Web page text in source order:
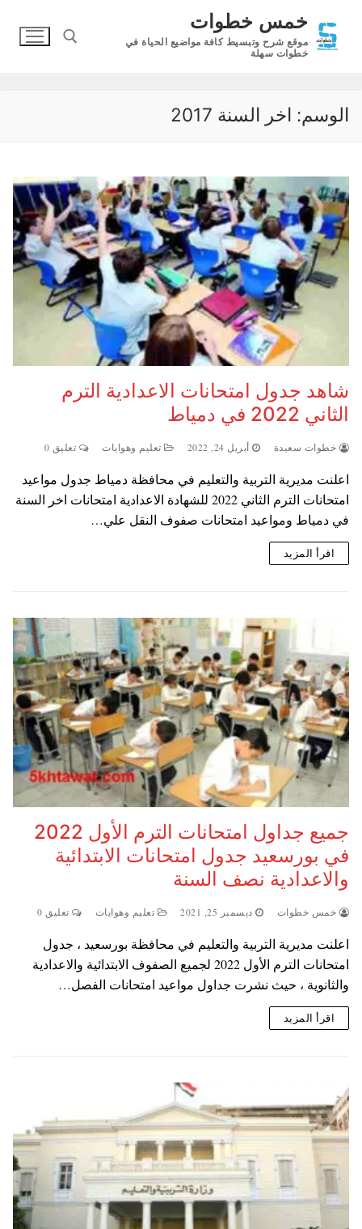
المحتوى
خمس خطوات
موقع شرح وتبسيط كافة مواضيع الحياة في
خطوات سهلة
الوسم: اخر السنة 2017
شاهد جدول امتحانات الاعدادية الترم
الثاني 2022 في دمياط
خطوات سعيدة أبريل 24, 2022 تعليم وهوايات تعليق 0
اعلنت مديرية التربية والتعليم في محافظة دمياط جدول مواعيد
امتحانات الترم الثاني 2022 للشهادة الاعدادية امتحانات اخر السنة
في دمياط ومواعيد امتحانات صفوف النقل علي…
اقرأ المزيد
جميع جداول امتحانات الترم الأول 2022
في بورسعيد جدول امتحانات الابتدائية
والاعدادية نصف السنة
خمس خطوات ديسمبر 25, 2021 تعليم وهوايات تعليق 0
اعلنت مديرية التربية والتعليم في محافظة بورسعيد ، جدول
امتحانات الترم الأول 2022 لجميع الصفوف الابتدائية والاعدادية
والثانوية ، حيث نشرت جداول مواعيد امتحانات الفصل…
اقرأ المزيد